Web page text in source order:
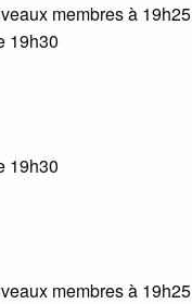
membres à 19h25
19h30
19h30
membres à 19h25